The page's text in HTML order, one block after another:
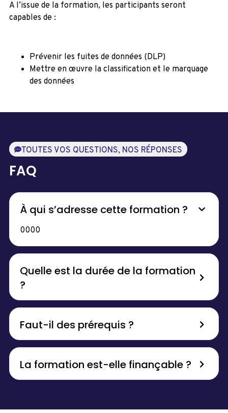
A l’issue de la formation, les participants seront
capables de :
Prévenir les fuites de données (DLP)
Mettre en œuvre la classification et le marquage
des données
TOUTES VOS QUESTIONS, NOS RÉPONSES
FAQ
À qui s’adresse cette formation ?
0000
Quelle est la durée de la formation
?
Faut-il des prérequis ?
La formation est-elle finançable ?